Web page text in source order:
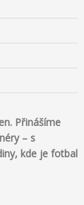
Přinášíme
– s
kde je fotbal